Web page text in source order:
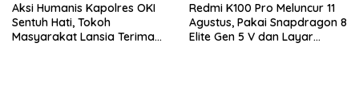
Aksi Humanis Kapolres OKI
Sentuh Hati, Tokoh
Masyarakat Lansia Terima
Redmi K100 Pro Meluncur 11
Agustus, Pakai Snapdragon 8
Elite Gen 5 V dan Layar